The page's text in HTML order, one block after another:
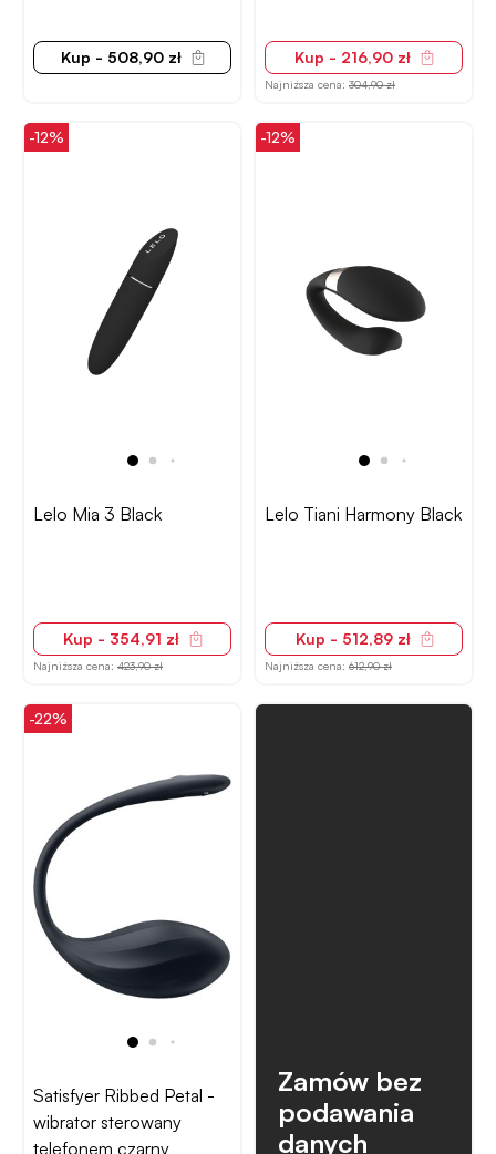
Kup - 508,90 zł Kup - 216,90 zł
Najniższa cena: 304,90 zł
-12%
Lelo Mia 3 Black
Kup - 354,91 zł
Najniższa cena: 423,90 zł
-12%
Lelo Tiani Harmony Black
Kup - 512,89 zł
Najniższa cena: 612,90 zł
-22%
Satisfyer Ribbed Petal -
wibrator sterowany
telefonem czarny
Zamów bez
podawania
danych